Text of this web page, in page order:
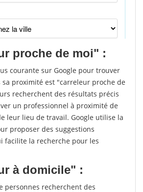
proche de moi" :
courante sur Google pour trouver
proximité est "carreleur proche de
recherchent des résultats précis
un professionnel à proximité de
leur lieu de travail. Google utilise la
proposer des suggestions
facilite la recherche pour les
à domicile" :
personnes recherchent des